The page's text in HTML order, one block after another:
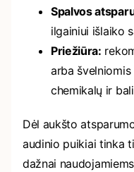
Spalvos
ilgainiui išlaiko
Priežiūra:
arba
chemikalų ir
Dėl aukšto
audinio puikiai tinka
dažnai